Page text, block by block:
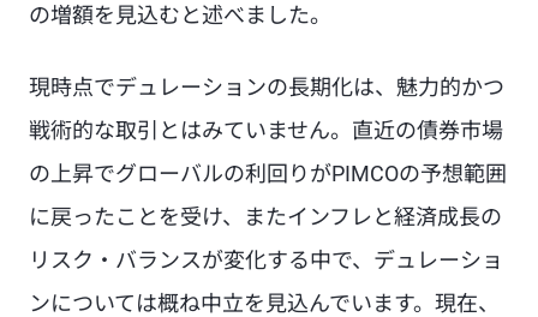
の増額を見込むと述べました。
現時点でデュレーションの長期化は、魅力的かつ
戦術的な取引とはみていません。直近の債券市場
の上昇でグローバルの利回りがPIMCOの予想範囲
に戻ったことを受け、またインフレと経済成長の
リスク・バランスが変化する中で、デュレーショ
ンについては概ね中立を見込んでいます。現在、